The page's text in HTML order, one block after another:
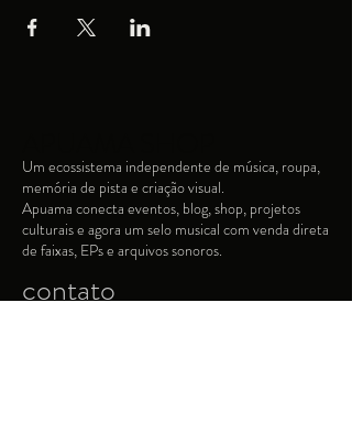
Um ecossistema independente de música, roupa,
memória de pista e criação visual.​
Apuama conecta eventos, blog, shop, projetos
culturais e agora um selo musical com venda direta
de faixas, EPs e arquivos sonoros.
contato